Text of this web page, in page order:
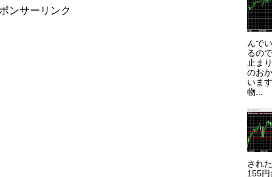
ンサーリンク
んで
るの
止ま
のお
いま
物...
され
155